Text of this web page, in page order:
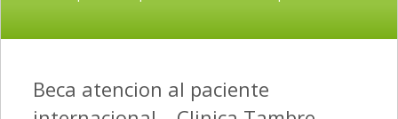
internacional – Clinica Tambre
Beca atencion al paciente